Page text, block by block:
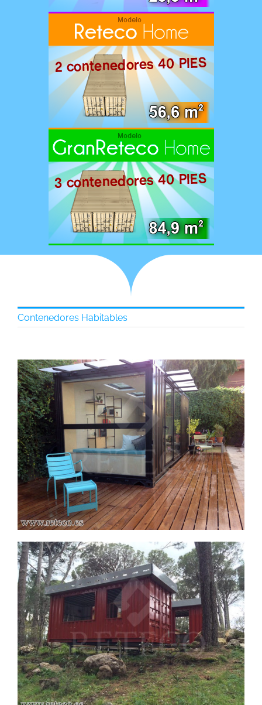
Contenedores Habitables